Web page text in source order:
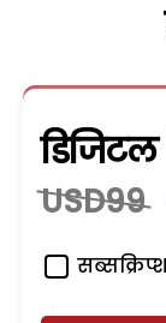
डिजिटल
USD99